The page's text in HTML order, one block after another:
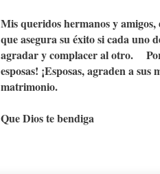
Mis queridos hermanos y
que asegura su éxito si cada uno
agradar y complacer al otro.
esposas! ¡Esposas, agraden a
matrimonio.
Que Dios te bendiga